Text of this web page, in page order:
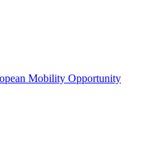
Mobility Opportunity